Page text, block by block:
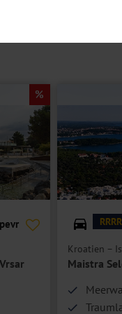
pevr
© Maistra Select
RRRR
Kroatien –
Maistra
Cookies sind für den
um Ihnen unsere
Cookies können wir
Inhalte optimieren.
der auf unsere
. Sie
Cookies werden